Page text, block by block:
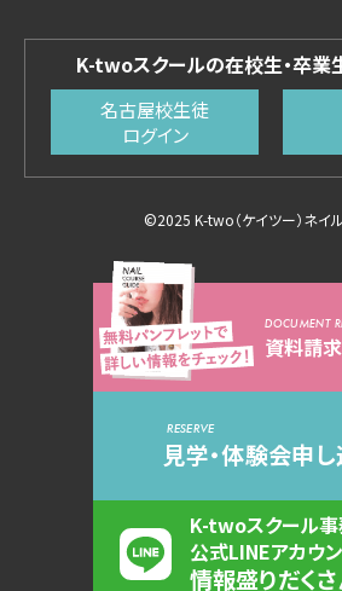
K-twoスクールの在校生・卒業
名古屋校生徒
ログイン
©2025 K-two（ケイツー）ネイ
DOCUMENT
資料請
RESERVE
見学・体験会申
K-twoスクール
公式LINEアカウ
情報盛りだく